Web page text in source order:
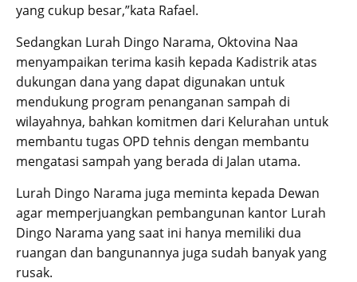
yang cukup besar,”kata Rafael.
Sedangkan Lurah Dingo Narama, Oktovina Naa
menyampaikan terima kasih kepada Kadistrik atas
dukungan dana yang dapat digunakan untuk
mendukung program penanganan sampah di
wilayahnya, bahkan komitmen dari Kelurahan untuk
membantu tugas OPD tehnis dengan membantu
mengatasi sampah yang berada di Jalan utama.
Lurah Dingo Narama juga meminta kepada Dewan
agar memperjuangkan pembangunan kantor Lurah
Dingo Narama yang saat ini hanya memiliki dua
ruangan dan bangunannya juga sudah banyak yang
rusak.